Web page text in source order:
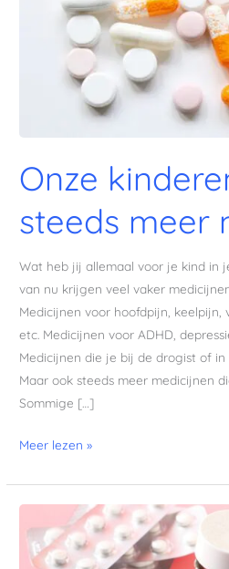
Onze
steeds meer
Wat heb jij allemaal voor je kind in
van nu krijgen veel vaker
Medicijnen voor hoofdpijn, keelpijn,
etc. Medicijnen voor ADHD,
Medicijnen die je bij de drogist of
Maar ook steeds meer medicijnen
Sommige […]
Meer lezen »
leven